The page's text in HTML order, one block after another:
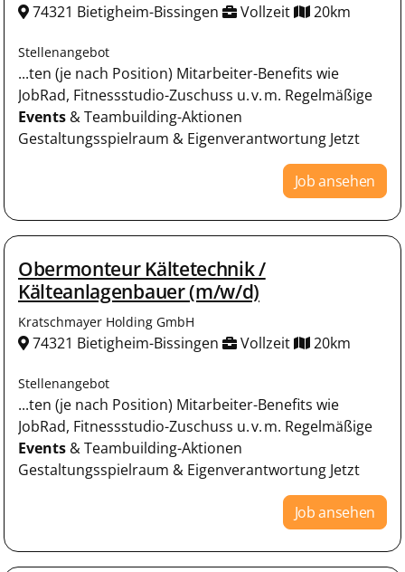
74321 Bietigheim-Bissingen Vollzeit 20km
Stellenangebot
...ten (je nach Position) Mitarbeiter-Benefits wie
JobRad, Fitnessstudio-Zuschuss u. v. m. Regelmäßige
Events & Teambuilding-Aktionen
Gestaltungsspielraum & Eigenverantwortung Jetzt
Job ansehen
Obermonteur Kältetechnik /
Kälteanlagenbauer (m/w/d)
Kratschmayer Holding GmbH
74321 Bietigheim-Bissingen Vollzeit 20km
Stellenangebot
...ten (je nach Position) Mitarbeiter-Benefits wie
JobRad, Fitnessstudio-Zuschuss u. v. m. Regelmäßige
Events & Teambuilding-Aktionen
Gestaltungsspielraum & Eigenverantwortung Jetzt
Job ansehen